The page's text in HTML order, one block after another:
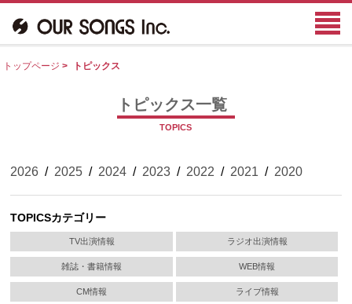
トップページ > トピックス
トピックス一覧
TOPICS
2026 / 2025 / 2024 / 2023 / 2022 / 2021 / 2020
TOPICSカテゴリー
TV出演情報 ラジオ出演情報
雑誌・書籍情報 WEB情報
CM情報 ライブ情報